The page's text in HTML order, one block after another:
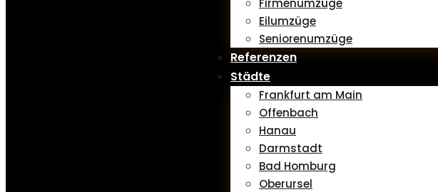
Eilumzüge
Seniorenumzüge
Referenzen
Städte
Frankfurt am Main
Offenbach
Hanau
Darmstadt
Bad Homburg
Oberursel